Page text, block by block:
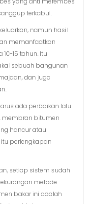
terkabul.
namun hasil
memanfaatkan
15 tahun. Itu
sebuah bangunan
dan juga
ada perbaikan lalu
membran bitumen
hancur atau
perlengkapan
setiap sistem sudah
metode
bakar ini adalah